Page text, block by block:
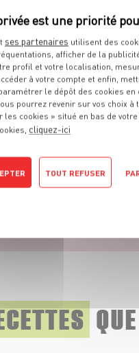
PRODUIT
Sauce soja
VOIR LE PRODUIT
QUE
ses partenaires utilisent des
afficher de la
profil et votre localisation,
à votre compte et enfin,
le dépôt des cookies
pourrez revenir sur vos choix
les cookies » situé en bas de
cliquez-ici
TOUT REFUSER